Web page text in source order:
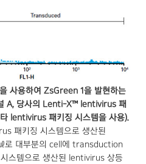
사용하여 ZsGreen 1을 발현하는
A, 당사의 Lenti-X™ lentivirus 패
lentivirus 패키징 시스템을 사용).
패키징 시스템으로 생산된
로 대부분의 cell에 transduction
스템으로 생산된 lentivirus 상등